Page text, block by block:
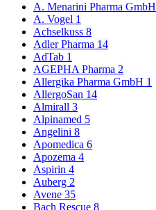
A. Menarini Pharma GmbH
A. Vogel 1
Achselkuss 8
Adler Pharma 14
AdTab 1
AGEPHA Pharma 2
Allergika Pharma GmbH 1
AllergoSan 14
Almirall 3
Alpinamed 5
Angelini 8
Apomedica 6
Apozema 4
Aspirin 4
Auberg 2
Avene 35
Bach Rescue 8